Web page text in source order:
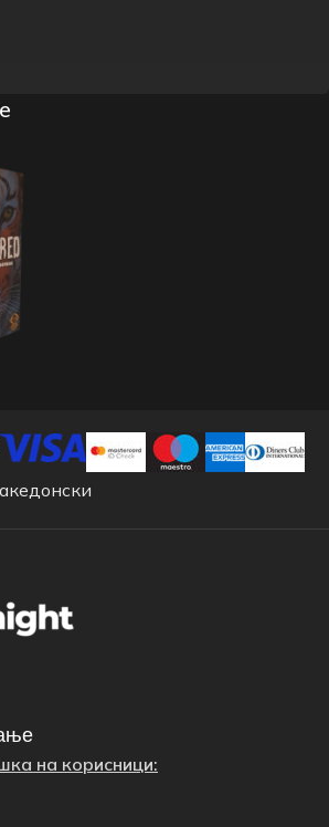
на корисници: